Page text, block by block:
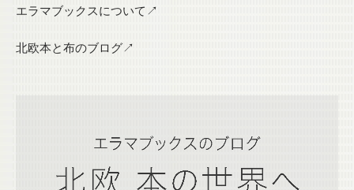
エラマブックスについて↗
北欧本と布のブログ↗